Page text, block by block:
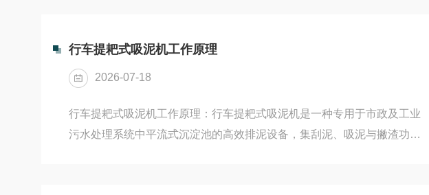
绝缘电阻不得低于5兆欧134。环境清理与工具准备清理水池或水道，移除
杂物（如石块、玻璃碎片），避免堵塞曝气口或损坏叶轮15。准备吊绳、
防水胶带、水平仪等...
行车提耙式吸泥机工作原理
2026-07-18
行车提耙式吸泥机工作原理：‌行车提耙式吸泥机‌是一种专用于市政及工业
污水处理系统中平流式沉淀池的高效排泥设备，集刮泥、吸泥与撇渣功能